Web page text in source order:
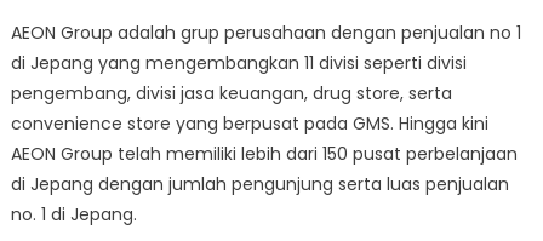
AEON Group adalah grup perusahaan dengan penjualan no 1
di Jepang yang mengembangkan 11 divisi seperti divisi
pengembang, divisi jasa keuangan, drug store, serta
convenience store yang berpusat pada GMS. Hingga kini
AEON Group telah memiliki lebih dari 150 pusat perbelanjaan
di Jepang dengan jumlah pengunjung serta luas penjualan
no. 1 di Jepang.